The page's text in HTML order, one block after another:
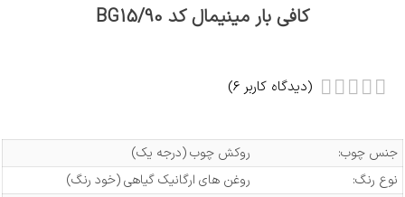
کافی بار مینیمال کد BG15/90
(دیدگاه کاربر 6
)
جنس چوب:
روکش چوب (درجه یک)
نوع رنگ:
روغن های ارگانیک گیاهی (خود رنگ)